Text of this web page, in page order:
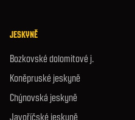
JESKYNĚ
Bozkovské dolomitové j.
Koněpruské jeskyně
Chýnovská jeskyně
Javoříčské jeskyně